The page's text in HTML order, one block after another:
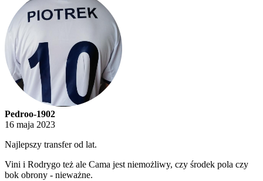
Pedroo-1902
16 maja 2023
Najlepszy transfer od lat.
Vini i Rodrygo też ale Cama jest niemożliwy, czy środek pola czy
bok obrony - nieważne.